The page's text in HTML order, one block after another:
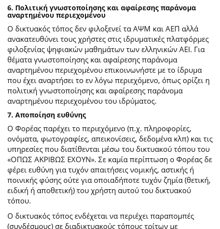
6. Πολιτική γνωστοποίησης και αφαίρεσης παράνομα
αναρτημένου περιεχομένου
Ο δικτυακός τόπος δεν φιλοξενεί τα ΑΨΜ και ΑΕΠ αλλά
ανακατευθύνει τους χρήστες στις ιδρυματικές πλατφόρμες
φιλοξενίας ψηφιακών μαθημάτων των ελληνικών ΑΕΙ. Για
θέματα γνωστοποίησης και αφαίρεσης παράνομα
αναρτημένου περιεχομένου επικοινωνήστε με το ίδρυμα
που έχει αναρτήσει το εν λόγω περιεχόμενο, όπως ορίζει η
πολιτική γνωστοποίησης και αφαίρεσης παράνομα
αναρτημένου περιεχομένου του ιδρύματος.
7. Αποποίηση ευθύνης
Ο Φορέας παρέχει το περιεχόμενο (π.χ. πληροφορίες,
ονόματα, φωτογραφίες, απεικονίσεις, δεδομένα κλπ) και τις
υπηρεσίες που διατίθενται μέσω του δικτυακού τόπου του
«ΟΠΩΣ ΑΚΡΙΒΩΣ ΕΧΟΥΝ». Σε καμία περίπτωση ο Φορέας δε
φέρει ευθύνη για τυχόν απαιτήσεις νομικής, αστικής ή
ποινικής φύσης ούτε για οποιαδήποτε τυχόν ζημία (θετική,
ειδική ή αποθετική) του χρήστη αυτού του δικτυακού
τόπου.
O δικτυακός τόπος ενδέχεται να περιέχει παραπομπές
(συνδέσμους) σε διαδικτυακούς τόπους τρίτων με